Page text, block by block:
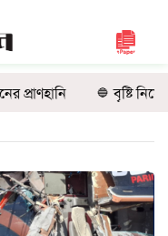
বৃষ্টি নিয়ে নতুন